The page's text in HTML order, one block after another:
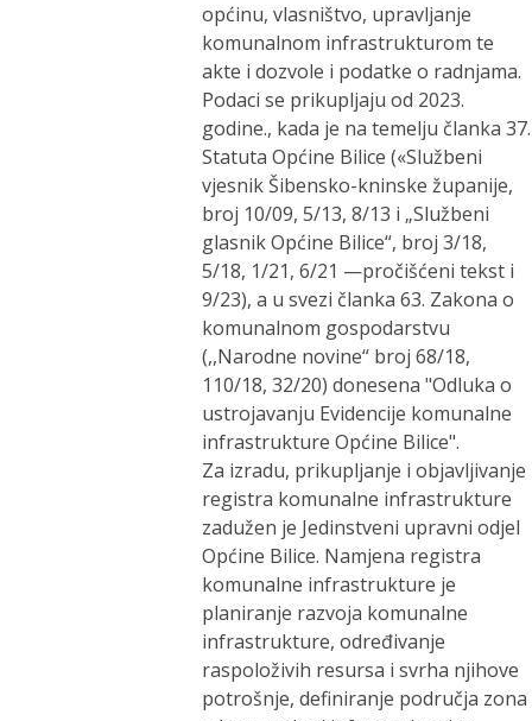
općinu, vlasništvo, upravljanje
komunalnom infrastrukturom te
akte i dozvole i podatke o radnjama.
Podaci se prikupljaju od 2023.
godine., kada je na temelju članka 37.
Statuta Općine Bilice («Službeni
vjesnik Šibensko-kninske županije,
broj 10/09, 5/13, 8/13 i „Službeni
glasnik Općine Bilice“, broj 3/18,
5/18, 1/21, 6/21 —pročišćeni tekst i
9/23), a u svezi članka 63. Zakona o
komunalnom gospodarstvu
(,,Narodne novine“ broj 68/18,
110/18, 32/20) donesena "Odluka o
ustrojavanju Evidencije komunalne
infrastrukture Općine Bilice".
Za izradu, prikupljanje i objavljivanje
registra komunalne infrastrukture
zadužen je Jedinstveni upravni odjel
Općine Bilice. Namjena registra
komunalne infrastrukture je
planiranje razvoja komunalne
infrastrukture, određivanje
raspoloživih resursa i svrha njihove
potrošnje, definiranje područja zona